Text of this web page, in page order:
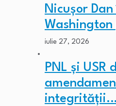
Nicușor
iulie 27, 2026
PNL și USR